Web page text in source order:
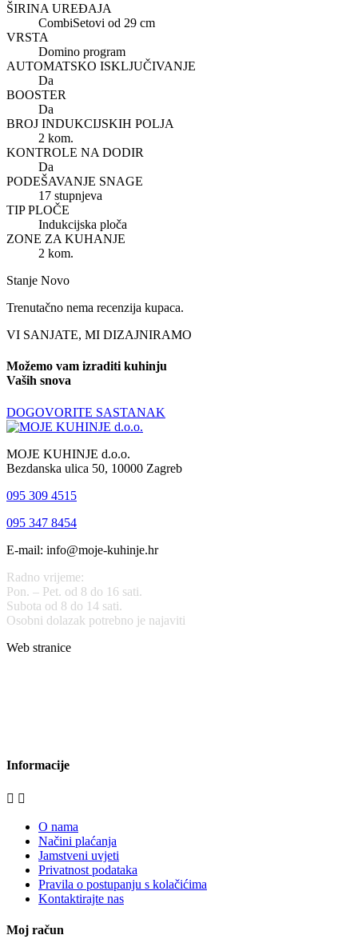
ŠIRINA UREĐAJA
CombiSetovi od 29 cm
VRSTA
Domino program
AUTOMATSKO ISKLJUČIVANJE
Da
BOOSTER
Da
BROJ INDUKCIJSKIH POLJA
2 kom.
KONTROLE NA DODIR
Da
PODEŠAVANJE SNAGE
17 stupnjeva
TIP PLOČE
Indukcijska ploča
ZONE ZA KUHANJE
2 kom.
Stanje Novo
Trenutačno nema recenzija kupaca.
VI SANJATE, MI DIZAJNIRAMO
Možemo vam izraditi kuhinju
Vaših snova
DOGOVORITE SASTANAK
MOJE KUHINJE d.o.o.
Bezdanska ulica 50, 10000 Zagreb
095 309 4515
095 347 8454
E-mail: info@moje-kuhinje.hr
Radno vrijeme:
Pon. – Pet. od 8 do 16 sati.
Subota od 8 do 14 sati.
Osobni dolazak potrebno je najaviti
Web stranice
Informacije
 
O nama
Načini plaćanja
Jamstveni uvjeti
Privatnost podataka
Pravila o postupanju s kolačićima
Kontaktirajte nas
Moj račun